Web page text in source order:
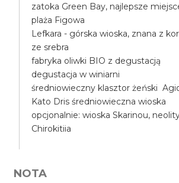
zatoka Green Bay, najlepsze
plaża Figowa
Lefkara - górska wioska, znana z
ze srebra
fabryka oliwki BIO z degustacją
degustacja w winiarni
średniowieczny klasztor żeński
Kato Dris średniowieczna wioska
opcjonalnie: wioska Skarinou,
Chirokitiia
NOTA